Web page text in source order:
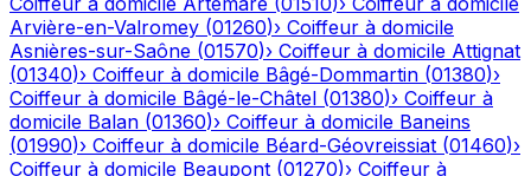
Arvière-en-Valromey (01260)› Coiffeur à domicile
Asnières-sur-Saône (01570)› Coiffeur à domicile Attignat
(01340)› Coiffeur à domicile Bâgé-Dommartin (01380)›
Coiffeur à domicile Bâgé-le-Châtel (01380)› Coiffeur à
domicile Balan (01360)› Coiffeur à domicile Baneins
(01990)› Coiffeur à domicile Béard-Géovreissiat (01460)›
Coiffeur à domicile Beaupont (01270)› Coiffeur à